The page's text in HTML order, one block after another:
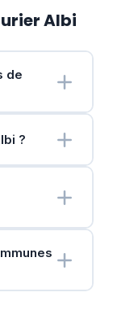
Albi
de
?